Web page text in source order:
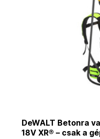
DeWALT Betonra
18V XR® – csak a